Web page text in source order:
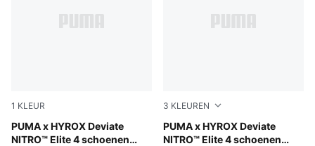
1 KLEUR
PUMA x HYROX Deviate
NITRO™ Elite 4 schoenen
Pure Pink-Electric Orchid-Deep Plum
3 KLEUREN
PUMA x HYROX Deviate
NITRO™ Elite 4 schoenen
PUMA White-PUMA Black